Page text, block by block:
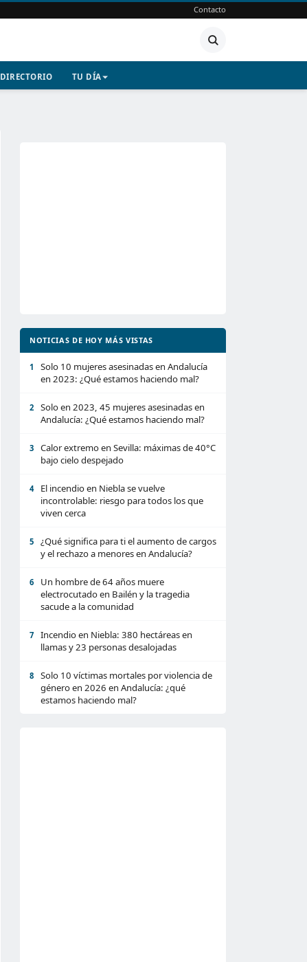
Contacto
DIRECTORIO TU DÍA
NOTICIAS DE HOY MÁS VISTAS
1
Solo 10 mujeres asesinadas en Andalucía
en 2023: ¿Qué estamos haciendo mal?
2
Solo en 2023, 45 mujeres asesinadas en
Andalucía: ¿Qué estamos haciendo mal?
3
Calor extremo en Sevilla: máximas de 40°C
bajo cielo despejado
4
El incendio en Niebla se vuelve
incontrolable: riesgo para todos los que
viven cerca
5
¿Qué significa para ti el aumento de cargos
y el rechazo a menores en Andalucía?
6
Un hombre de 64 años muere
electrocutado en Bailén y la tragedia
sacude a la comunidad
7
Incendio en Niebla: 380 hectáreas en
llamas y 23 personas desalojadas
8
Solo 10 víctimas mortales por violencia de
género en 2026 en Andalucía: ¿qué
estamos haciendo mal?